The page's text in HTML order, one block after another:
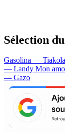
Sélection
Gasolina — Tiakola
— Landy Mon
— Gazo